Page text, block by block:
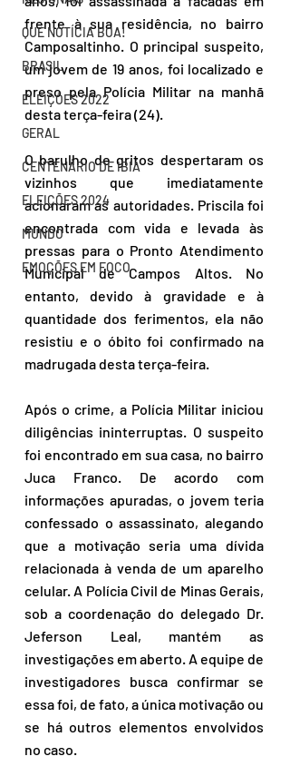
QUE NOTÍCIA BOA!
BRASIL
ELEIÇÕES 2022
GERAL
CENTENÁRIO DE IBIÁ
ELEIÇÕES 2024
MUNDO
EMOÇÕES EM FOCO
frente à sua residência, no bairro
Camposaltinho. O principal suspeito,
um jovem de 19 anos, foi localizado e
preso pela Polícia Militar na manhã
desta terça-feira (24).
O barulho de gritos despertaram os
vizinhos que imediatamente
acionaram as autoridades. Priscila foi
encontrada com vida e levada às
pressas para o Pronto Atendimento
Municipal de Campos Altos. No
entanto, devido à gravidade e à
quantidade dos ferimentos, ela não
resistiu e o óbito foi confirmado na
madrugada desta terça-feira.
Após o crime, a Polícia Militar iniciou
diligências ininterruptas. O suspeito
foi encontrado em sua casa, no bairro
Juca Franco. De acordo com
informações apuradas, o jovem teria
confessado o assassinato, alegando
que a motivação seria uma dívida
relacionada à venda de um aparelho
celular. A Polícia Civil de Minas Gerais,
sob a coordenação do delegado Dr.
Jeferson Leal, mantém as
investigações em aberto. A equipe de
investigadores busca confirmar se
essa foi, de fato, a única motivação ou
se há outros elementos envolvidos
no caso.